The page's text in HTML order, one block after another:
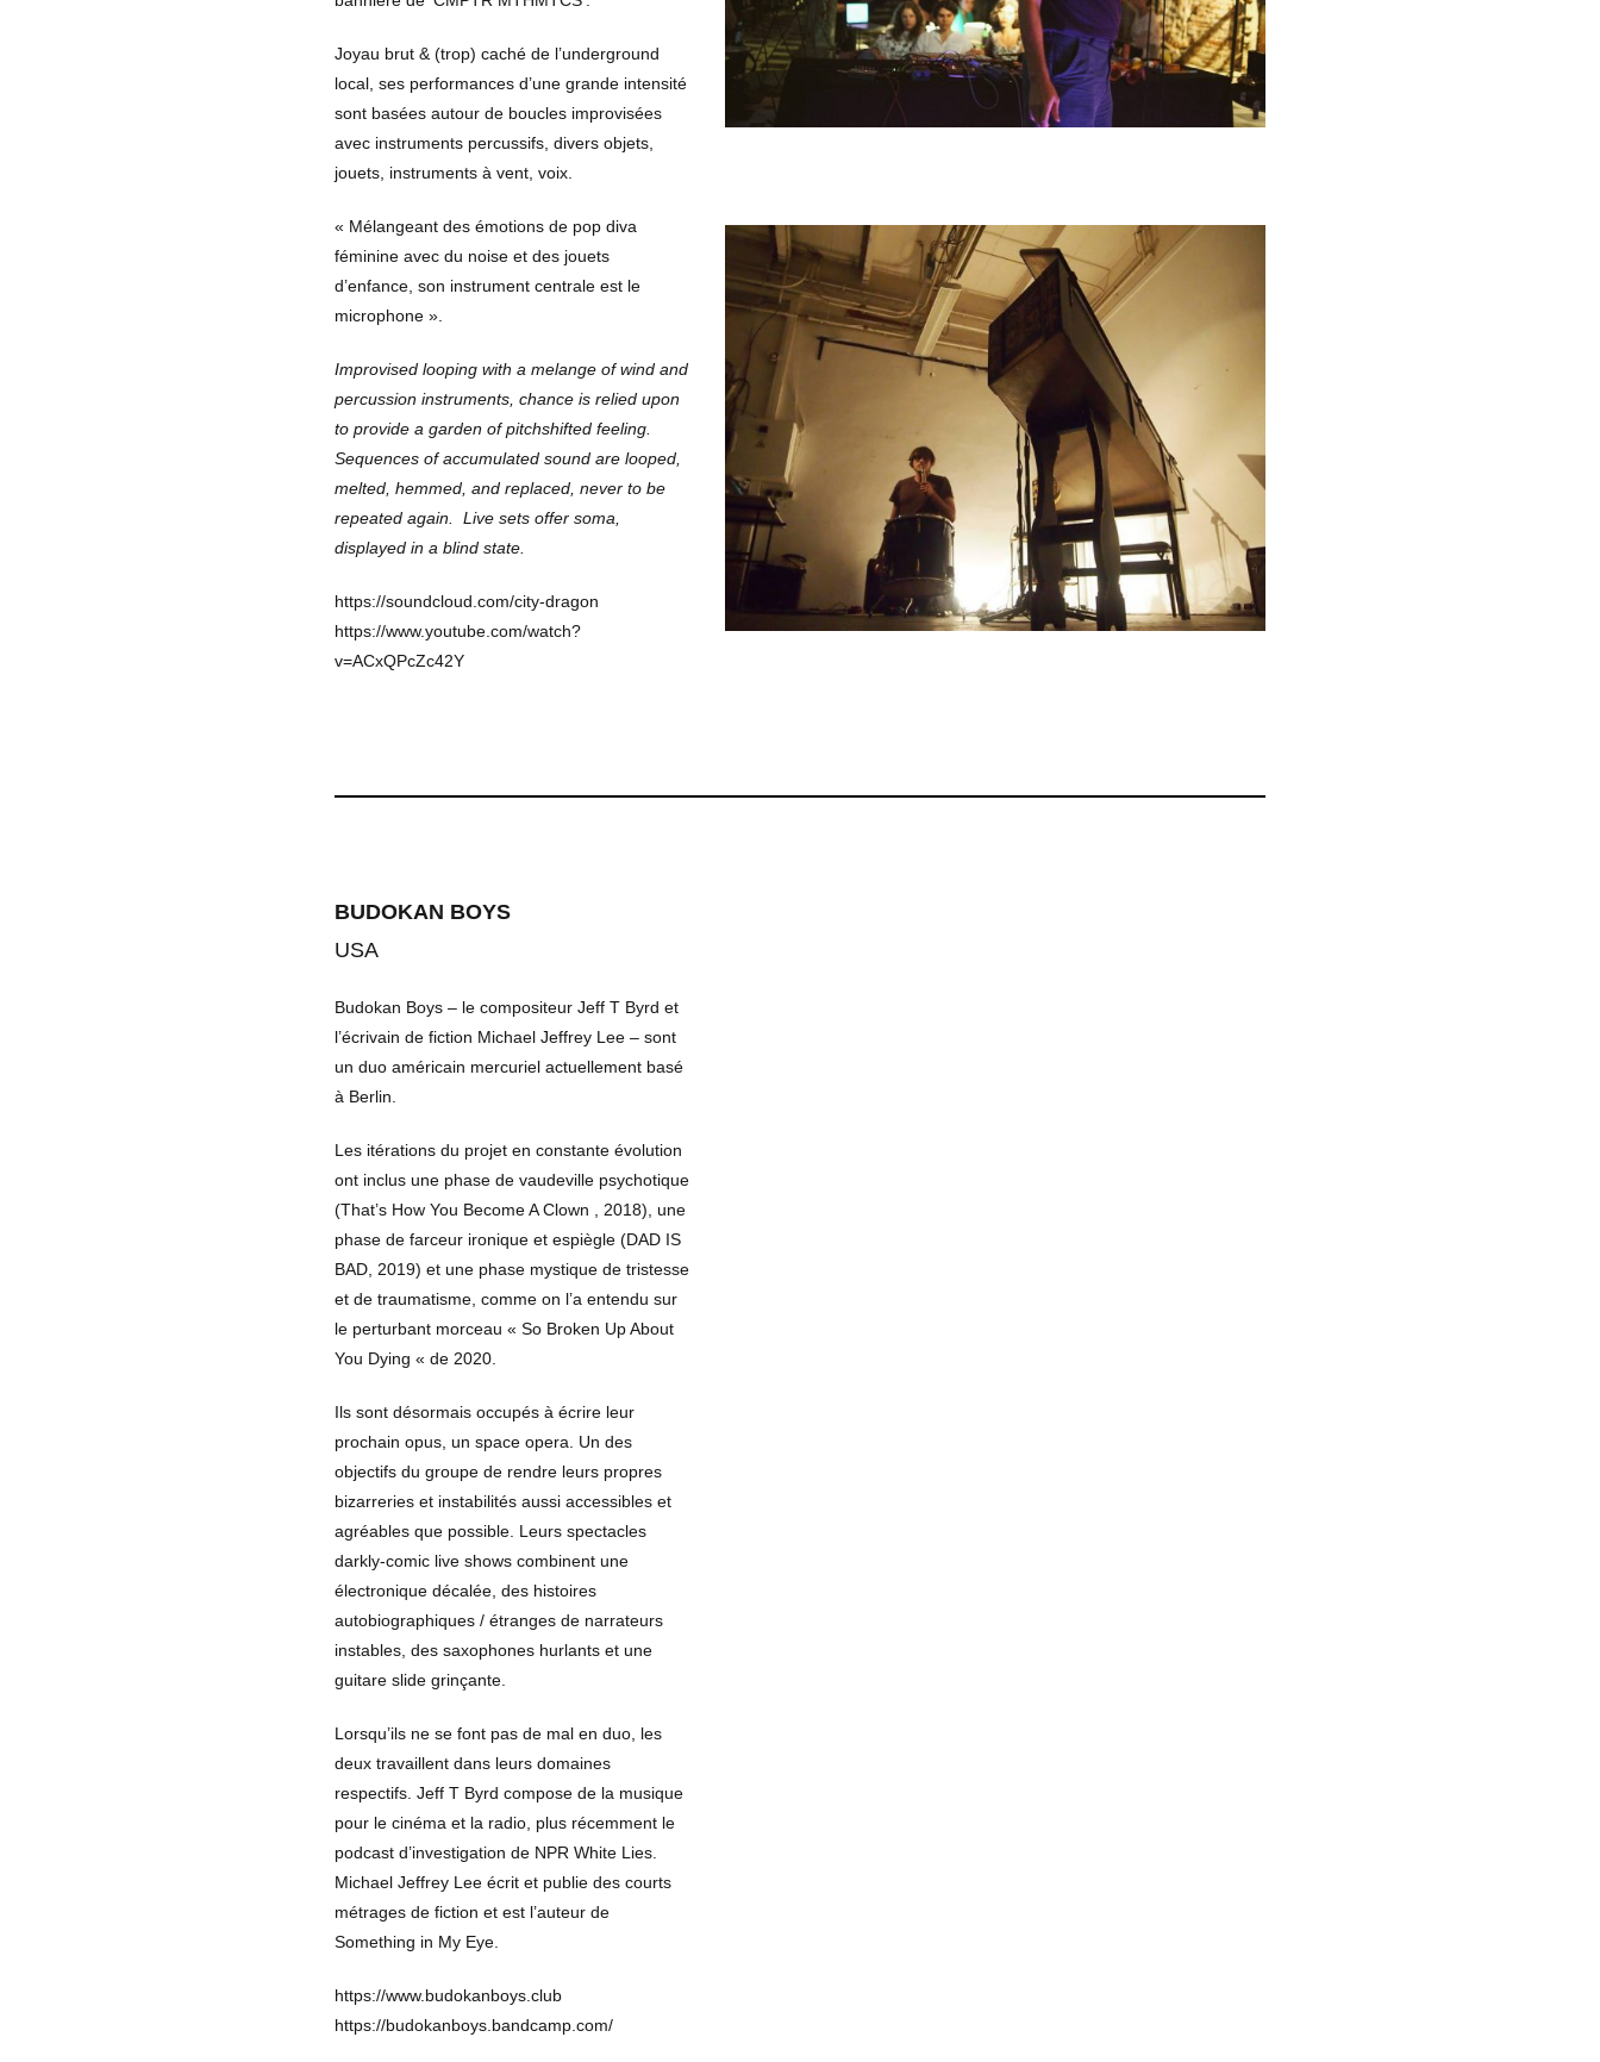
Joyau brut & (trop) caché de l’underground
local, ses performances d’une grande intensité
sont basées autour de boucles improvisées
avec instruments percussifs, divers objets,
jouets, instruments à vent, voix.
« Mélangeant des émotions de pop diva
féminine avec du noise et des jouets
d’enfance, son instrument centrale est le
microphone ».
Improvised looping with a melange of wind and
percussion instruments, chance is relied upon
to provide a garden of pitchshifted feeling.
Sequences of accumulated sound are looped,
melted, hemmed, and replaced, never to be
repeated again. Live sets offer soma,
displayed in a blind state.
https://soundcloud.com/city-dragon
https://www.youtube.com/watch?
v=ACxQPcZc42Y
BUDOKAN BOYS
USA
Budokan Boys – le compositeur Jeff T Byrd et
l’écrivain de fiction Michael Jeffrey Lee – sont
un duo américain mercuriel actuellement basé
à Berlin.
Les itérations du projet en constante évolution
ont inclus une phase de vaudeville psychotique
(That’s How You Become A Clown , 2018), une
phase de farceur ironique et espiègle (DAD IS
BAD, 2019) et une phase mystique de tristesse
et de traumatisme, comme on l’a entendu sur
le perturbant morceau « So Broken Up About
You Dying « de 2020.
Ils sont désormais occupés à écrire leur
prochain opus, un space opera. Un des
objectifs du groupe de rendre leurs propres
bizarreries et instabilités aussi accessibles et
agréables que possible. Leurs spectacles
darkly-comic live shows combinent une
électronique décalée, des histoires
autobiographiques / étranges de narrateurs
instables, des saxophones hurlants et une
guitare slide grinçante.
Lorsqu’ils ne se font pas de mal en duo, les
deux travaillent dans leurs domaines
respectifs. Jeff T Byrd compose de la musique
pour le cinéma et la radio, plus récemment le
podcast d’investigation de NPR White Lies.
Michael Jeffrey Lee écrit et publie des courts
métrages de fiction et est l’auteur de
Something in My Eye.
https://www.budokanboys.club
https://budokanboys.bandcamp.com/